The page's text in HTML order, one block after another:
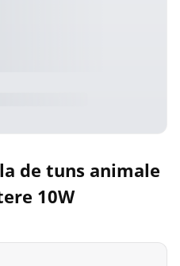
de tuns animale
10W